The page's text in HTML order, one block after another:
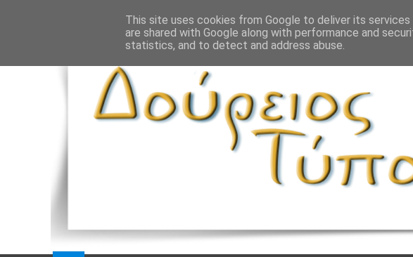
This site uses cookies from Google to deliver its
are shared with Google along with performance and
statistics, and to detect and address abuse.